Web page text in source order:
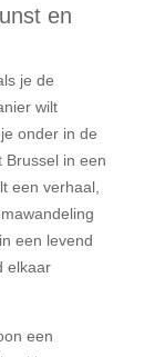
en
je de
wilt
onder in de
Brussel in een
een verhaal,
een levend
elkaar
een